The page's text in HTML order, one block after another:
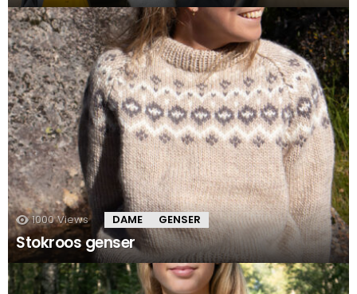
1000 Views DAME GENSER
Stokroos genser